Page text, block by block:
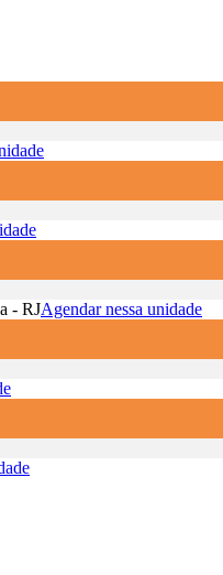
- RJAgendar nessa unidade